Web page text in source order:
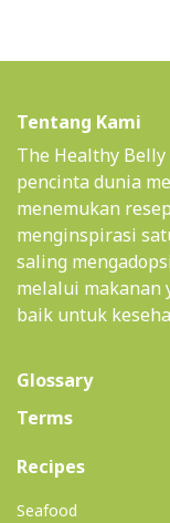
Tentang Kami
The Healthy
pencinta dunia
menemukan
menginspirasi
saling
melalui makanan
baik untuk
Glossary
Terms
Recipes(current)
Seafood